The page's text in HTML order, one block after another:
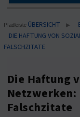
Pfadleiste ÜBERSICHT ▶
DIE HAFTUNG VON
FALSCHZITATE
Die Haftung
Netzwerken:
Falschzitate